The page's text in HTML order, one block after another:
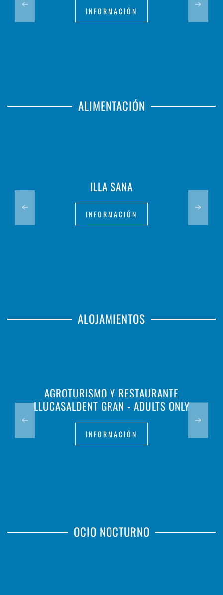
INFORMACIÓN
ALIMENTACIÓN
ILLA SANA
INFORMACIÓN
ALOJAMIENTOS
AGROTURISMO Y RESTAURANTE
LLUCASALDENT GRAN - ADULTS ONLY
INFORMACIÓN
OCIO NOCTURNO